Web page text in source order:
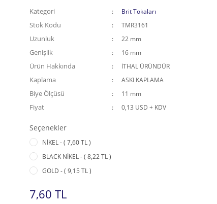
Kategori Brit Tokaları
Stok Kodu TMR3161
Uzunluk 22 mm
Genişlik 16 mm
Ürün Hakkında İTHAL ÜRÜNDÜR
Kaplama ASKI KAPLAMA
Biye Ölçüsü 11 mm
Fiyat 0,13 USD + KDV
Seçenekler
NİKEL - ( 7,60 TL )
BLACK NİKEL - ( 8,22 TL )
GOLD - ( 9,15 TL )
7,60 TL